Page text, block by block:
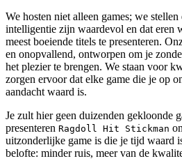
We hosten niet alleen games; we
intelligentie zijn waardevol en dat eren
meest boeiende titels te presenteren.
en onopvallend, ontworpen om je
het plezier te brengen. We staan voor
zorgen ervoor dat elke game die je op
aandacht waard is.
Je zult hier geen duizenden gekloonde
presenteren Ragdoll Hit Stickman
uitzonderlijke game is die je tijd waard
belofte: minder ruis, meer van de